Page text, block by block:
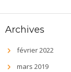
Archives
février 2022
mars 2019